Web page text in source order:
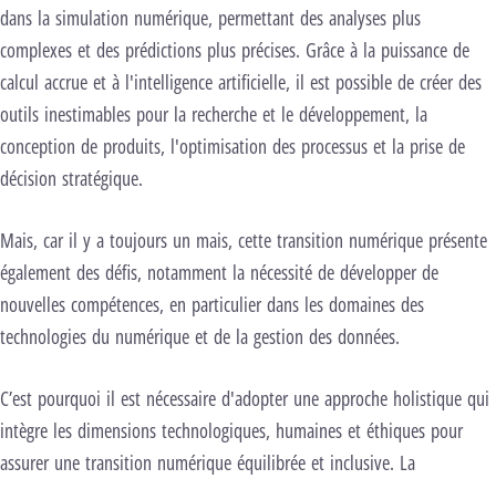
dans la simulation numérique, permettant des analyses plus
complexes et des prédictions plus précises. Grâce à la puissance de
calcul accrue et à l'intelligence artificielle, il est possible de créer des
outils inestimables pour la recherche et le développement, la
conception de produits, l'optimisation des processus et la prise de
décision stratégique.
Mais, car il y a toujours un mais, cette transition numérique présente
également des défis, notamment la nécessité de développer de
nouvelles compétences, en particulier dans les domaines des
technologies du numérique et de la gestion des données.
C’est pourquoi il est nécessaire d'adopter une approche holistique qui
intègre les dimensions technologiques, humaines et éthiques pour
assurer une transition numérique équilibrée et inclusive. La